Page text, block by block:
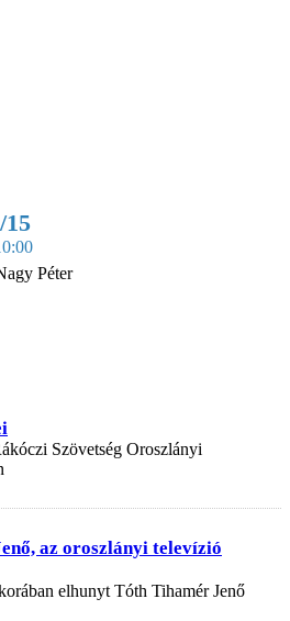
Péter
Szövetség Oroszlányi
az oroszlányi televízió
elhunyt Tóth Tihamér Jenő